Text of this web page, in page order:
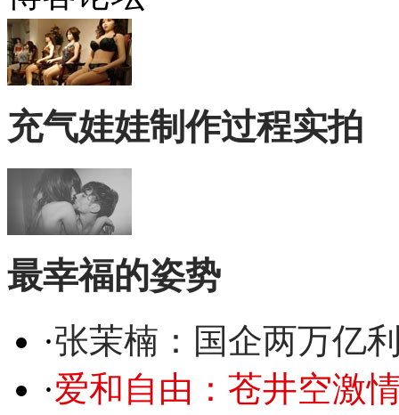
充气娃娃制作过程实拍
最幸福的姿势
·张茉楠：国企两万亿
·爱和自由：苍井空激